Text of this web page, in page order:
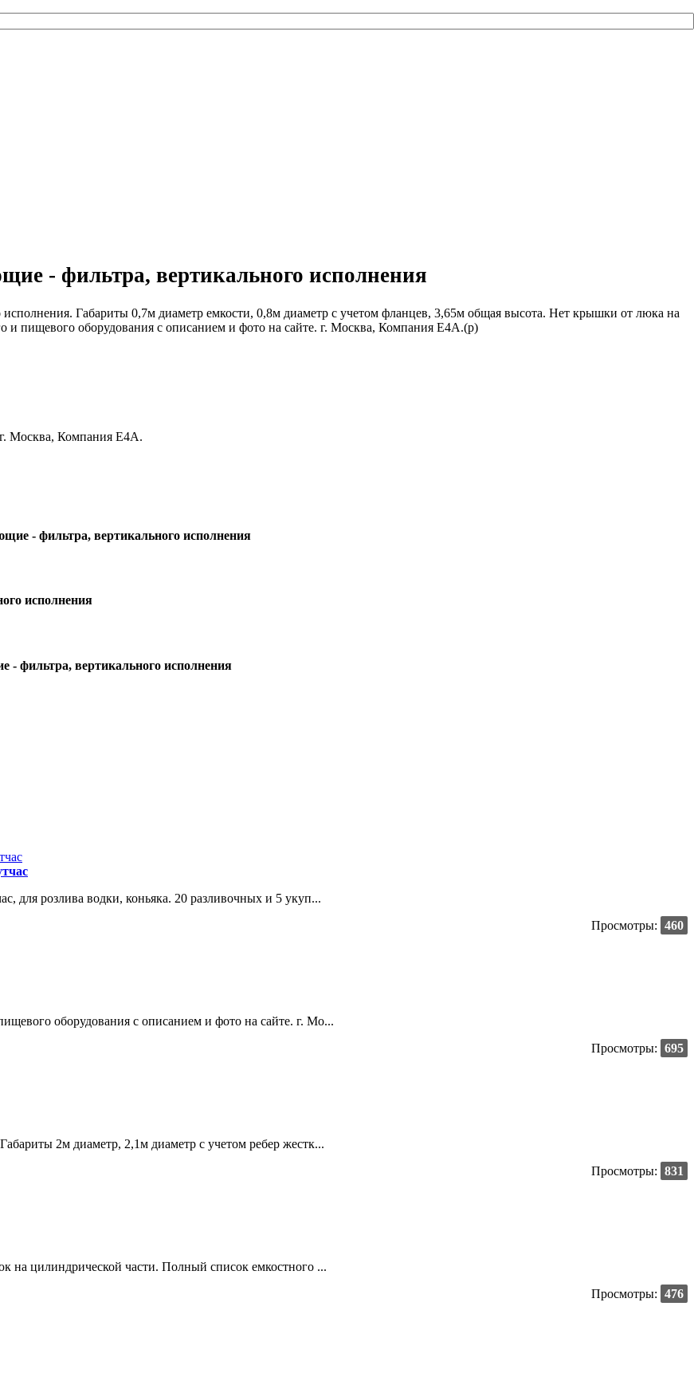
- фильтра, вертикального исполнения
Габариты 0,7м диаметр емкости, 0,8м диаметр с учетом фланцев, 3,65м общая высота. Нет крышки от люка на
и пищевого оборудования с описанием и фото на сайте. г. Москва, Компания Е4А.(р)
Москва, Компания Е4А.
- фильтра, вертикального исполнения
исполнения
фильтра, вертикального исполнения
для розлива водки, коньяка. 20 разливочных и 5 укуп...
Просмотры: 460
оборудования с описанием и фото на сайте. г. Мо...
Просмотры: 695
2м диаметр, 2,1м диаметр с учетом ребер жестк...
Просмотры: 831
цилиндрической части. Полный список емкостного ...
Просмотры: 476